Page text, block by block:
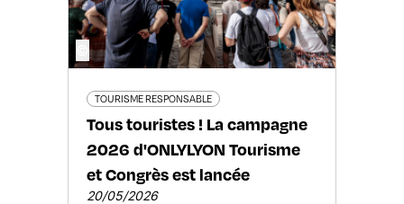
TOURISME RESPONSABLE
Tous touristes ! La campagne
2026 d'ONLYLYON Tourisme
et Congrès est lancée
20/05/2026